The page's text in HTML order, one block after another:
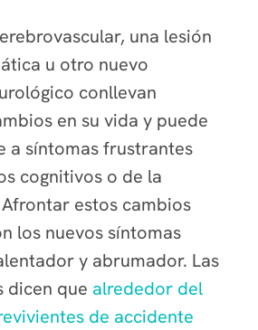
una lesión
u otro nuevo
conllevan
en su vida y puede
a síntomas frustrantes
cognitivos o de la
estos cambios
los nuevos síntomas
y abrumador. Las
dicen que alrededor del
de accidente